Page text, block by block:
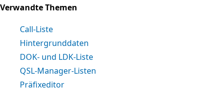
Verwandte Themen
Call-Liste
Hintergrunddaten
DOK- und LDK-Liste
QSL-Manager-Listen
Präfixeditor